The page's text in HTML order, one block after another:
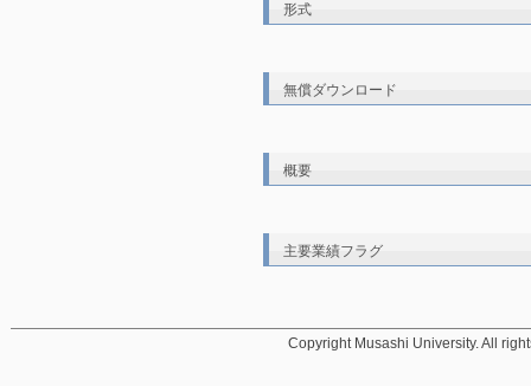
形式
無償ダウンロード
概要
主要業績フラグ